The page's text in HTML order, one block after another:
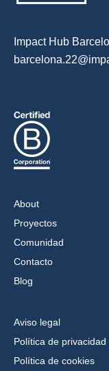
Impact Hub
About
Proyectos
Comunidad
Contacto
Blog
Aviso legal
Política de privacidad
Política de cookies